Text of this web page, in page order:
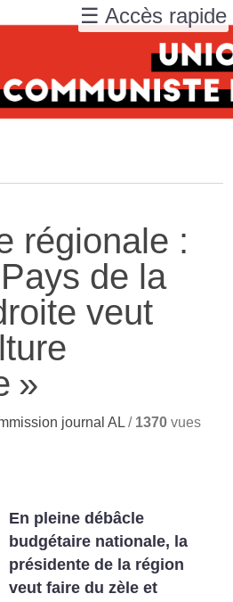
régionale :
de la
veut
»
journal AL / 1370 vues
En pleine débâcle
budgétaire nationale, la
présidente de la région
veut faire du zèle et
☰ Accès rapide